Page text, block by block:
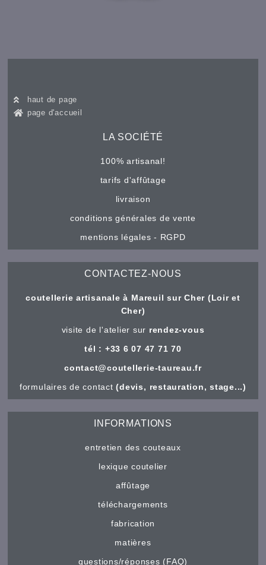
haut de page
page d'accueil
LA SOCIÉTÉ
100% artisanal!
tarifs d'affûtage
livraison
conditions générales de vente
mentions légales - RGPD
CONTACTEZ-NOUS
coutellerie artisanale à Mareuil sur Cher (Loir et
Cher)
visite de l'atelier sur rendez-vous
tél : +33 6 07 47 71 70
contact@coutellerie-taureau.fr
formulaires de contact(devis, restauration, stage...)
INFORMATIONS
entretien des couteaux
lexique coutelier
affûtage
téléchargements
fabrication
matières
questions/réponses (FAQ)